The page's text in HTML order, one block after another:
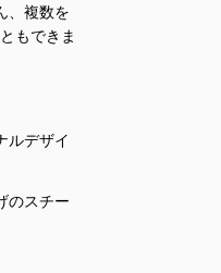
、複数を
もできま
ルデザイ
のスチー